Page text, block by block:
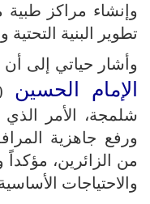
وإنشاء مراكز
تطوير البنية
وأشار حياتي إلى أن نحو 85 بالمئة من
الإمام الحسين
شلمجة، الأمر
ورفع جاهزية
من الزائرين،
والاحتياجات